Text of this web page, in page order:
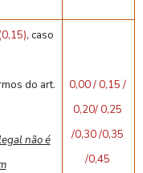
, caso
do art.
não é
0,00 / 0,15 /
0,20/ 0,25
/0,30 /0,35
/0,45